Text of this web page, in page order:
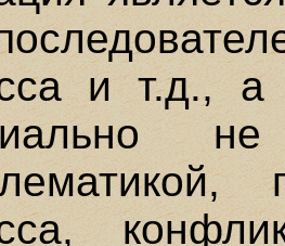
и т.д., а